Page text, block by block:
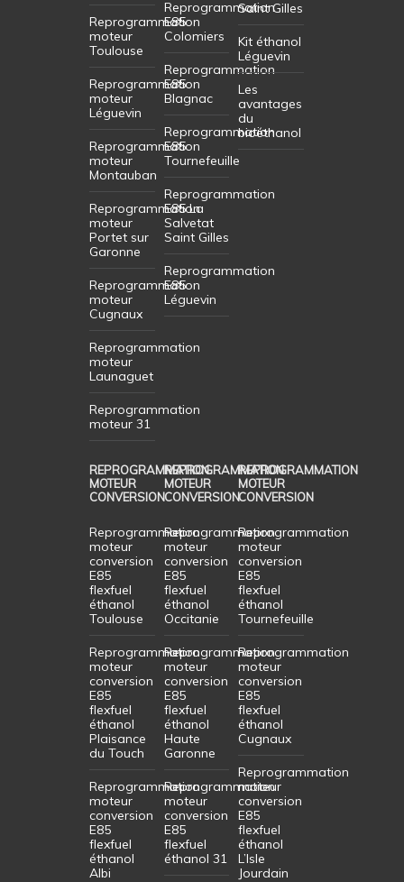
Reprogrammation
moteur
Toulouse
Reprogrammation
moteur
Léguevin
Reprogrammation
moteur
Montauban
Reprogrammation
moteur
Portet sur
Garonne
Reprogrammation
moteur
Cugnaux
Reprogrammation
moteur
Launaguet
Reprogrammation
moteur 31
Reprogrammation
E85
Colomiers
Reprogrammation
E85
Blagnac
Reprogrammation
E85
Tournefeuille
Reprogrammation
E85 La
Salvetat
Saint Gilles
Reprogrammation
E85
Léguevin
Saint Gilles
Kit éthanol
Léguevin
Les
avantages
du
bioéthanol
REPROGRAMMATION
MOTEUR
CONVERSION
Reprogrammation
moteur
conversion
E85
flexfuel
éthanol
Toulouse
Reprogrammation
moteur
conversion
E85
flexfuel
éthanol
Plaisance
du Touch
Reprogrammation
moteur
conversion
E85
flexfuel
éthanol
Albi
REPROGRAMMATION
MOTEUR
CONVERSION
Reprogrammation
moteur
conversion
E85
flexfuel
éthanol
Occitanie
Reprogrammation
moteur
conversion
E85
flexfuel
éthanol
Haute
Garonne
Reprogrammation
moteur
conversion
E85
flexfuel
éthanol 31
REPROGRAMMATION
MOTEUR
CONVERSION
Reprogrammation
moteur
conversion
E85
flexfuel
éthanol
Tournefeuille
Reprogrammation
moteur
conversion
E85
flexfuel
éthanol
Cugnaux
Reprogrammation
moteur
conversion
E85
flexfuel
éthanol
L’Isle
Jourdain